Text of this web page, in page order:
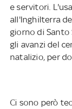
e servitori.
all'Inghilterra
giorno di Santo
gli avanzi del
natalizio, per
Ci sono però